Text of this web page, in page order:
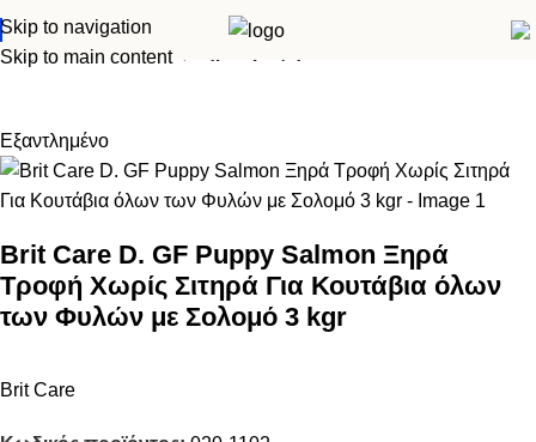
Skip to navigation
Skip to main content
Αρχική σελίδα Σκύλος
Εξαντλημένο
Brit Care D. GF Puppy Salmon Ξηρά
Τροφή Χωρίς Σιτηρά Για Κουτάβια όλων
των Φυλών με Σολομό 3 kgr
Brit Care